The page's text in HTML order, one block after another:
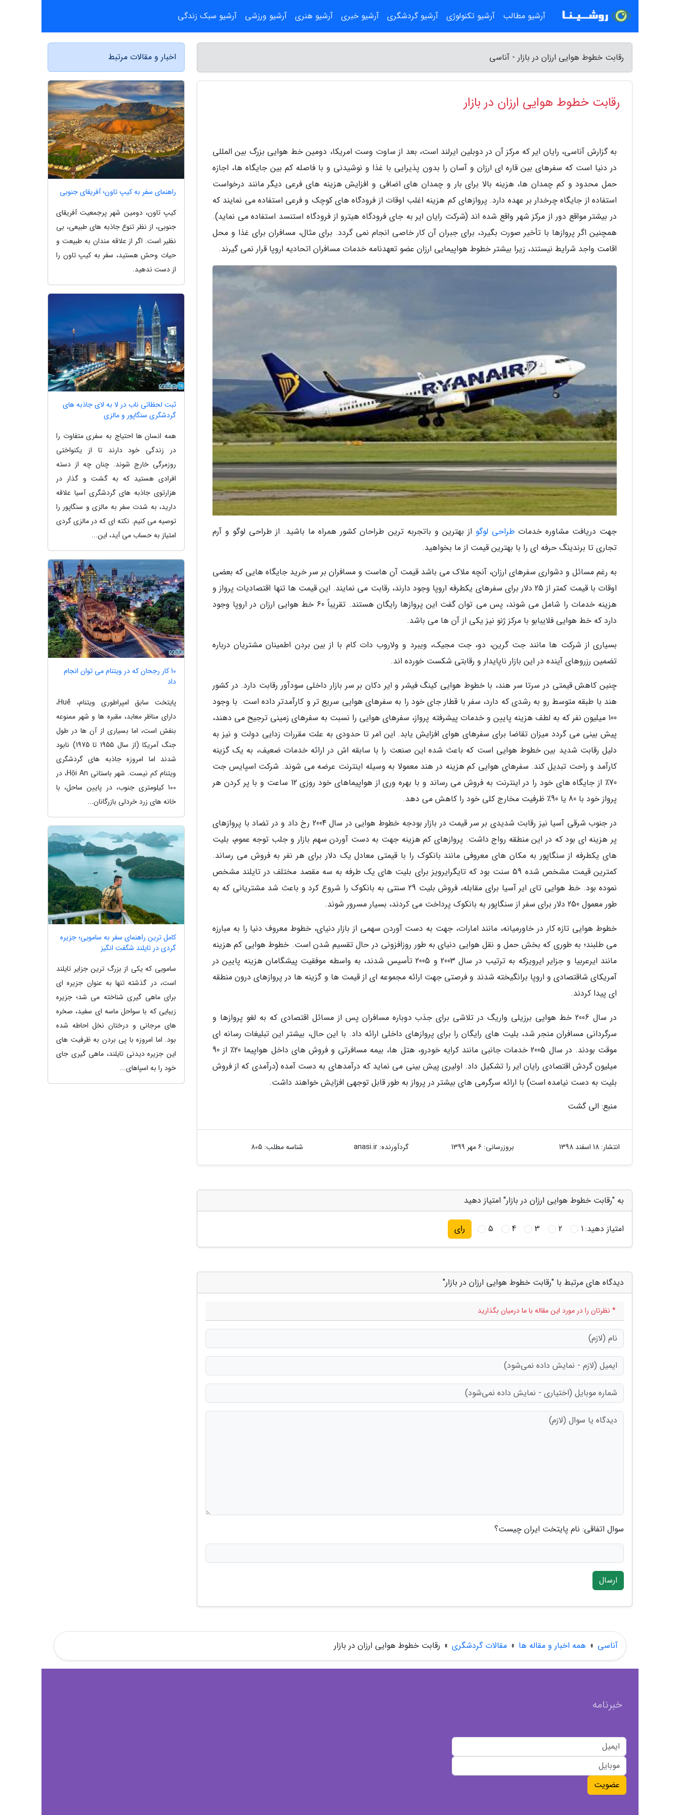
رقابت خطوط هوایی ارزان در بازار - آناسی
رقابت خطوط هوایی ارزان در بازار
به گزارش آناسی، رایان ایر که مرکز آن در دوبلین ایرلند است، بعد از ساوت وست امریکا، دومین خط هوایی بزرگ بین المللی
در دنیا است که سفرهای بین قاره ای ارزان و آسان را بدون پذیرایی با غذا و نوشیدنی و با فاصله کم بین جایگاه ها، اجازه
حمل محدود و کم چمدان ها، هزینه بالا برای بار و چمدان های اضافی و افزایش هزینه های فرعی دیگر مانند درخواست
استفاده از جایگاه چرخدار بر عهده دارد. پروازهای کم هزینه اغلب اوقات از فرودگاه های کوچک و فرعی استفاده می نمایند که
در بیشتر مواقع دور از مرکز شهر واقع شده اند (شرکت رایان ایر به جای فرودگاه هیترو از فرودگاه استنسد استفاده می نماید).
همچنین اگر پروازها با تأخیر صورت بگیرد، برای جبران آن کار خاصی انجام نمی گردد. برای مثال، مسافران برای غذا و محل
اقامت واجد شرایط نیستند، زیرا بیشتر خطوط هواپیمایی ارزان عضو تعهدنامه خدمات مسافران اتحادیه اروپا قرار نمی گیرند.
جهت دریافت مشاوره خدماتطراحی لوگو از بهترین و باتجربه ترین طراحان کشور همراه ما باشید. از طراحی لوگو و آرم
تجاری تا برندینگ حرفه ای را با بهترین قیمت از ما بخواهید.
به رغم مسائل و دشواری سفرهای ارزان، آنچه ملاک می باشد قیمت آن هاست و مسافران بر سر خرید جایگاه هایی که بعضی
اوقات با قیمت کمتر از 25 دلار برای سفرهای یکطرفه اروپا وجود دارند، رقابت می نمایند. این قیمت ها تنها اقتصادیات پرواز و
هزینه خدمات را شامل می شوند، پس می توان گفت این پروازها رایگان هستند. تقریباً 60 خط هوایی ارزان در اروپا وجود
دارد که خط هوایی فلایبابو با مرکز ژنو نیز یکی از آن ها می باشد.
بسیاری از شرکت ها مانند جت گرین، دو، جت مجیک، ویبرد و ولاروب دات کام با از بین بردن اطمینان مشتریان درباره
تضمین رزروهای آینده در این بازار ناپایدار و رقابتی شکست خورده اند.
چنین کاهش قیمتی در سرتا سر هند، با خطوط هوایی کینگ فیشر و ایر دکان بر سر بازار داخلی سودآور رقابت دارد. در کشور
هند با طبقه متوسط رو به رشدی که دارد، سفر با قطار جای خود را به سفرهای هوایی سریع تر و کارآمدتر داده است. با وجود
100 میلیون نفر که به لطف هزینه پایین و خدمات پیشرفته پرواز، سفرهای هوایی را نسبت به سفرهای زمینی ترجیح می دهند،
پیش بینی می گردد میزان تقاضا برای سفرهای هوای افزایش یابد. این امر تا حدودی به علت مقررات زدایی دولت و نیز به
دلیل رقابت شدید بین خطوط هوایی است که باعث شده این صنعت را با سابقه اش در ارائه خدمات ضعیف، به یک گزینه
کارآمد و راحت تبدیل کند. سفرهای هوایی کم هزینه در هند معمولا به وسیله اینترنت عرضه می شوند. شرکت اسپایس جت
70٪ از جایگاه های خود را در اینترنت به فروش می رساند و با بهره وری از هواپیماهای خود روزی 12 ساعت و با پر کردن هر
پرواز خود با 80 یا 90٪ ظرفیت مخارج کلی خود را کاهش می دهد.
در جنوب شرقی آسیا نیز رقابت شدیدی بر سر قیمت در بازار بودجه خطوط هوایی در سال 2004 رخ داد و در تضاد با پروازهای
پر هزینه ای بود که در این منطقه رواج داشت. پروازهای کم هزینه جهت به دست آوردن سهم بازار و جلب توجه عموم، بلیت
های یکطرفه از سنگاپور به مکان های معروفی مانند بانکوک را با قیمتی معادل یک دلار برای هر نفر به فروش می رساند.
کمترین قیمت مشخص شده 59 سنت بود که تایگرایرویز برای بلیت های یک طرفه به سه مقصد مختلف در تایلند مشخص
نموده بود. خط هوایی تای ایر آسیا برای مقابله، فروش بلیت 29 سنتی به بانکوک را شروع کرد و باعث شد مشتریانی که به
طور معمول 250 دلار برای سفر از سنگاپور به بانکوک پرداخت می کردند، بسیار مسرور شوند.
خطوط هوایی تازه کار در خاورمیانه، مانند امارات، جهت به دست آوردن سهمی از بازار دنیای، خطوط معروف دنیا را به مبارزه
می طلبند؛ به طوری که بخش حمل و نقل هوایی دنیای به طور روزافزونی در حال تقسیم شدن است. خطوط هوایی کم هزینه
مانند ایرعربیا و جزایر ایرویزکه به ترتیب در سال 2003 و 2005 تأسیس شدند، به واسطه موفقیت پیشگامان هزینه پایین در
آمریکای شاقتصادی و اروپا برانگیخته شدند و فرصتی جهت ارائه مجموعه ای از قیمت ها و گزینه ها در پروازهای درون منطقه
ای پیدا کردند.
در سال 2006 خط هوایی برزیلی واریگ در تلاشی برای جذب دوباره مسافران پس از مسائل اقتصادی که به لغو پروازها و
سرگردانی مسافران منجر شد، بلیت های رایگان را برای پروازهای داخلی ارائه داد. با این حال، بیشتر این تبلیغات رسانه ای
موقت بودند. در سال 2005 خدمات جانبی مانند کرایه خودرو، هتل ها، بیمه مسافرتی و فروش های داخل هواپیما 20٪ از 90
میلیون گردش اقتصادی رایان ایر را تشکیل داد. اولیری پیش بینی می نماید که درآمدهای به دست آمده (درآمدی که از فروش
بلیت به دست نیامده است) با ارائه سرگرمی های بیشتر در پرواز به طور قابل توجهی افزایش خواهند داشت.
منبع: الی گشت
انتشار: 18 اسفند 1398 بروزرسانی: 6 مهر 1399 گردآورنده:anasi.ir شناسه مطلب: 805
به "رقابت خطوط هوایی ارزان در بازار" امتیاز دهید
امتیاز دهید:1
2
3
4
5 رای
دیدگاه های مرتبط با "رقابت خطوط هوایی ارزان در بازار"
* نظرتان را در مورد این مقاله با ما درمیان بگذارید
سوال اتفاقی: نام پایتخت ایران چیست؟
ارسال
اخبار و مقالات مرتبط
راهنمای سفر به کیپ تاون؛ آفریقای جنوبی
کیپ تاون، دومین شهر پرجمعیت آفریقای
جنوبی، از نظر تنوع جاذبه های طبیعی، بی
نظیر است. اگر از علاقه مندان به طبیعت و
حیات وحش هستید، سفر به کیپ تاون را
از دست ندهید.
ثبت لحظاتی ناب در لا به لای جاذبه های
گردشگری سنگاپور و مالزی
همه انسان ها احتیاج به سفری متفاوت را
در زندگی خود دارند تا از یکنواختی
روزمرگی خارج شوند. چنان چه از دسته
افرادی هستید که به گشت و گذار در
هزارتوی جاذبه های گردشگری آسیا علاقه
دارید، به شدت سفر به مالزی و سنگاپور را
توصیه می کنیم. نکته ای که در مالزی گردی
امتیاز به حساب می آید، این...
10 کار رجحان که در ویتنام می توان انجام
داد
پایتخت سابق امپراطوری ویتنام، Huế،
دارای مناظر معابد، مقبره ها و شهر ممنوعه
بنفش است، اما بسیاری از آن ها در طول
جنگ آمریکا (از سال 1955 تا 1975) نابود
شدند اما امروزه جاذبه های گردشگری
ویتنام کم نیست. شهر باستانی Hội An، در
100 کیلومتری جنوب، در پایین ساحل، با
خانه های زرد خردلی بازرگانان...
کامل ترین راهنمای سفر به سامویی؛ جزیره
گردی در تایلند شگفت انگیز
سامویی که یکی از بزرگ ترین جزایر تایلند
است، در گذشته تنها به عنوان جزیره ای
برای ماهی گیری شناخته می شد؛ جزیره
زیبایی که با سواحل ماسه ای سفید، صخره
های مرجانی و درختان نخل احاطه شده
بود. اما امروزه با پی بردن به ظرفیت های
این جزیره دیدنی تایلند، ماهی گیری جای
خود را به اسپاهای...
آناسی » همه اخبار و مقاله ها » مقالات گردشگری » رقابت خطوط هوایی ارزان در بازار
آرشیو مطالب آرشیو تکنولوژی آرشیو گردشگری آرشیو خبری آرشیو هنری آرشیو ورزشی آرشیو سبک زندگی
خبرنامه
عضویت